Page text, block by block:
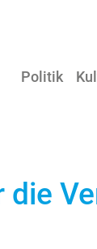
Politik
die